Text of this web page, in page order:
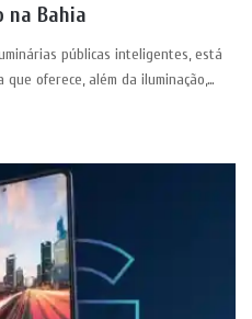
na Bahia
públicas inteligentes, está
oferece, além da iluminação,…